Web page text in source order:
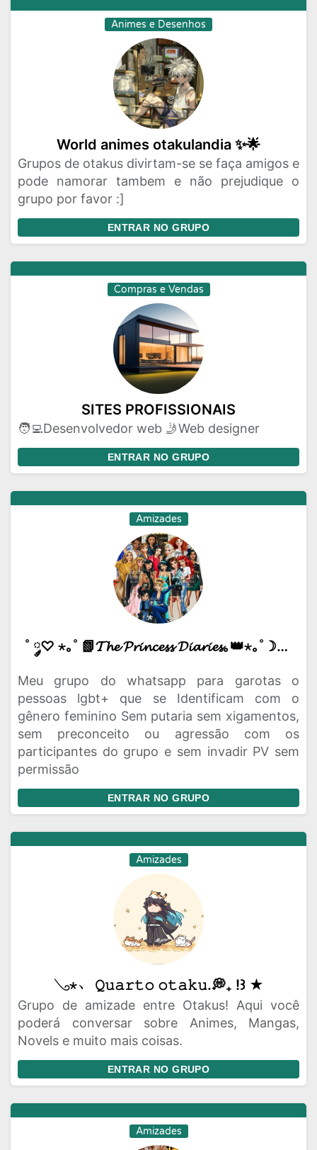
Animes e Desenhos
World animes otakulandia ✨🌟
Grupos de otakus divirtam-se se faça amigos e
pode namorar tambem e não prejudique o
grupo por favor :]
ENTRAR NO GRUPO
Compras e Vendas
SITES PROFISSIONAIS
🧑‍💻Desenvolvedor web 🤳Web designer
ENTRAR NO GRUPO
Amizades
˚ ༘♡ ⋆｡˚ 📗𝓣𝓱𝓮 𝓟𝓻𝓲𝓷𝓬𝓮𝓼𝓼 𝓓𝓲𝓪𝓻𝓲𝓮𝓼｡👑⋆｡˚☽˚｡⋆.
Meu grupo do whatsapp para garotas o
pessoas lgbt+ que se Identificam com o
gênero feminino Sem putaria sem xigamentos,
sem preconceito ou agressão com os
participantes do grupo e sem invadir PV sem
permissão
ENTRAR NO GRUPO
Amizades
𓂅⋆﹅ 𝚀𝚞𝚊𝚛𝚝𝚘 𝚘𝚝𝚊𝚔𝚞.💭₊ !꒱ ★
Grupo de amizade entre Otakus! Aqui você
poderá conversar sobre Animes, Mangas,
Novels e muito mais coisas.
ENTRAR NO GRUPO
Amizades